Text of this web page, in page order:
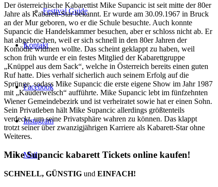
Festival Guide
Kontakt
Facebook
Instagram
Mail
Der österreichische Kabarettist Mike Supancic ist seit mitte der 80er
Jahre als Kabarett-Star bekannt. Er wurde am 30.09.1967 in Bruck
an der Mur geboren, wo er die Schule besuchte. Auch konnte
Supancic die Handelskammer besuchen, aber er schloss nicht ab. Er
hat abgebrochen, weil er sich schnell in den 80er Jahren der
Komödie widmen wollte. Das scheint geklappt zu haben, weil
schon früh wurde er ein festes Mitglied der Kabarettgruppe
„Knüppel aus dem Sack“, welche in Österreich bereits einen guten
Ruf hatte. Dies verhalf sicherlich auch seinem Erfolg auf die
Sprünge, sodass Mike Supancic die erste eigene Show im Jahr 1987
mit „Kauderwelsch“ aufführte. Mike Supancic lebt im fünfzehnten
Wiener Gemeindebezirk und ist verheiratet sowie hat er einen Sohn.
Sein Privatleben hält Mike Supancic allerdings größtenteils
verdeckt, um seine Privatsphäre wahren zu können. Das klappt
trotzt seiner über zwanzigjährigen Karriere als Kabarett-Star ohne
Weiteres.
Mike Supancic kabarett Tickets online kaufen!
SCHNELL, GÜNSTIG und EINFACH!